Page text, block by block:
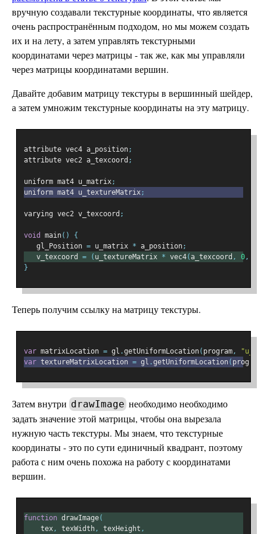
вручную создавали текстурные координаты, что является
очень распространённым подходом, но мы можем создать
их и на лету, а затем управлять текстурными
координатами через матрицы - так же, как мы управляли
через матрицы координатами вершин.
Давайте добавим матрицу текстуры в вершинный шейдер,
а затем умножим текстурные координаты на эту матрицу.
attribute vec4 a_position;
attribute vec2 a_texcoord ;
uniform mat4 u_matrix;
uniform mat4 u_textureMatrix;
varying vec2 v_texcoord ;
void main()
{
   gl_Position
= u_matrix * a_position;
   v_texcoord
= ( u_textureMatrix * vec4(a_texcoord , 0,
}
Теперь получим ссылку на матрицу текстуры.
var matrixLocation = gl .getUniformLocation( program,
var textureMatrixLocation = gl .getUniformLocation( program
Затем внутри drawImage необходимо необходимо
задать значение этой матрицы, чтобы она вырезала
нужную часть текстуры. Мы знаем, что текстурные
координаты - это по сути единичный квадрант, поэтому
работа с ним очень похожа на работу с координатами
вершин.
function drawImage(
    tex
, texWidth, texHeight ,